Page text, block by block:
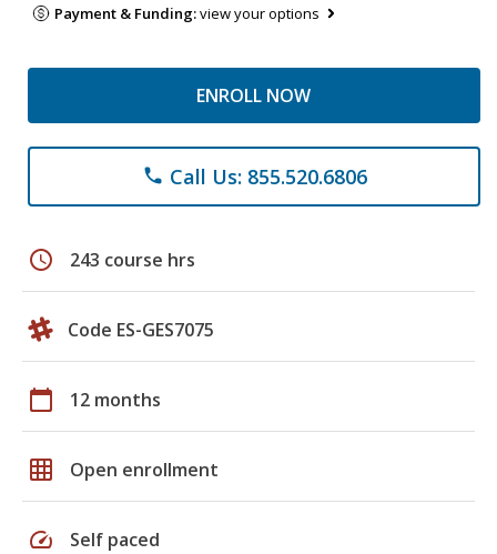
Payment & Funding:view your options
ENROLL NOW
phone Call Us: 855.520.6806
schedule 243 course hrs
Code ES-GES7075
calendar_today 12 months
grid_on Open enrollment
speed Self paced